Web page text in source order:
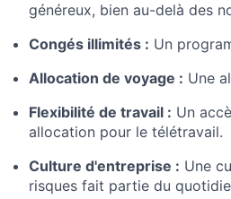
généreux, bien au-delà des
Congés illimités : Un
Allocation de voyage : Une
Flexibilité de travail : Un
allocation pour le télétravail.
Culture d'entreprise : Une
risques fait partie du